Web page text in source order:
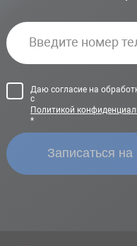
Даю согласие на
с
Политикой
*